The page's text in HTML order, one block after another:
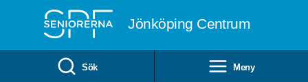
Jönköping Centrum
Sök Meny